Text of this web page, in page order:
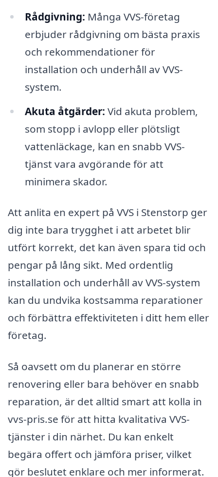
Rådgivning: Många VVS-företag
erbjuder rådgivning om bästa praxis
och rekommendationer för
installation och underhåll av VVS-
system.
Akuta åtgärder: Vid akuta problem,
som stopp i avlopp eller plötsligt
vattenläckage, kan en snabb VVS-
tjänst vara avgörande för att
minimera skador.
Att anlita en expert på VVS i Stenstorp ger
dig inte bara trygghet i att arbetet blir
utfört korrekt, det kan även spara tid och
pengar på lång sikt. Med ordentlig
installation och underhåll av VVS-system
kan du undvika kostsamma reparationer
och förbättra effektiviteten i ditt hem eller
företag.
Så oavsett om du planerar en större
renovering eller bara behöver en snabb
reparation, är det alltid smart att kolla in
vvs-pris.se för att hitta kvalitativa VVS-
tjänster i din närhet. Du kan enkelt
begära offert och jämföra priser, vilket
gör beslutet enklare och mer informerat.